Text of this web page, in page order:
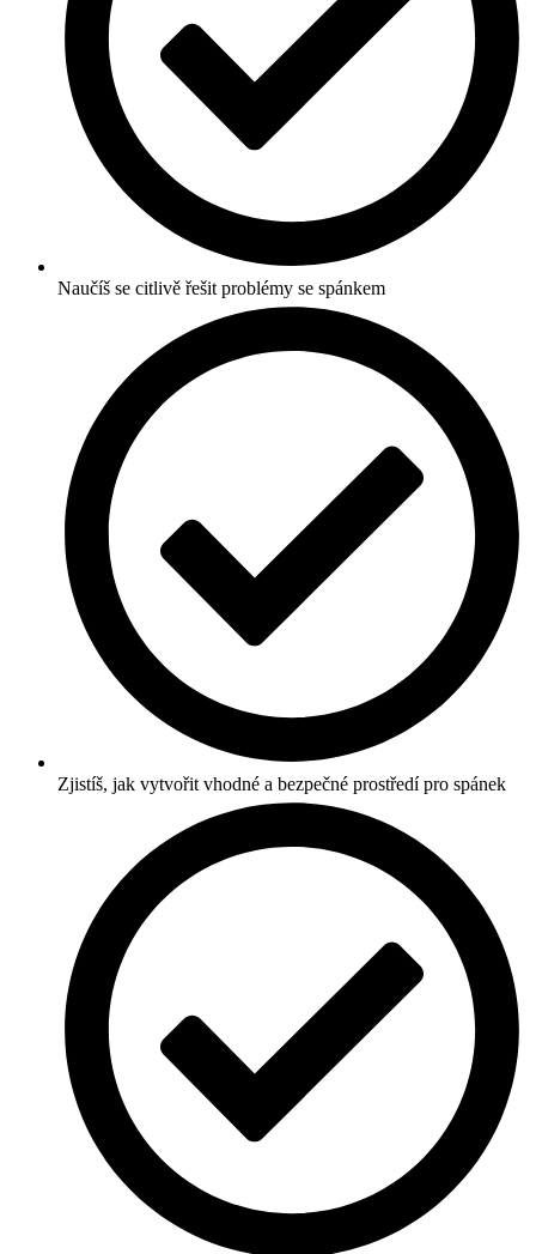
Naučíš se citlivě řešit problémy se spánkem
Zjistíš, jak vytvořit vhodné a bezpečné prostředí pro spánek